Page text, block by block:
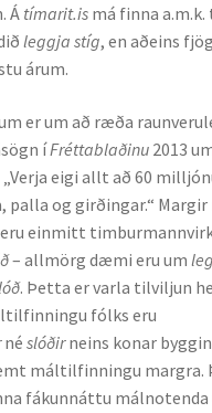
Á tímarit.ismá finna
leggja stíg, en aðeins
árum.
er um að ræða
íFréttablaðinu2013
eigi allt að 60
palla og girðingar.“
einmitt
– allmörg dæmi eru um
. Þetta er varla tilviljun
fólks eru
né slóðirneins konar
máltilfinningu margra.
fákunnáttu málnotenda